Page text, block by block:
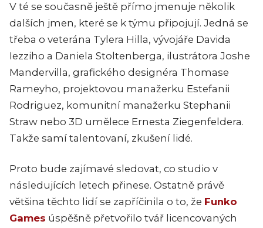
V té se současně ještě přímo jmenuje několik
dalších jmen, které se k týmu připojují. Jedná se
třeba o veterána Tylera Hilla, vývojáře Davida
Iezziho a Daniela Stoltenberga, ilustrátora Joshe
Mandervilla, grafického designéra Thomase
Rameyho, projektovou manažerku Estefanii
Rodriguez, komunitní manažerku Stephanii
Straw nebo 3D umělece Ernesta Ziegenfeldera.
Takže samí talentovaní, zkušení lidé.
Proto bude zajímavé sledovat, co studio v
následujících letech přinese. Ostatně právě
většina těchto lidí se zapříčinila o to, že Funko
Games úspěšně přetvořilo tvář licencovaných